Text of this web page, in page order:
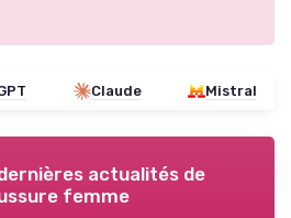
Claude Mistral
actualités de
femme